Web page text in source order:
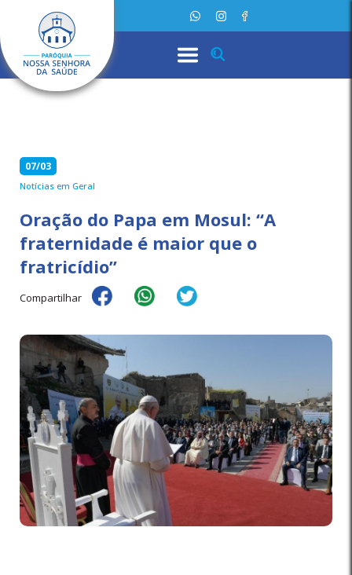
07/03
Notícias em Geral
Oração do Papa em Mosul: “A
fraternidade é maior que o
fratricídio”
Compartilhar